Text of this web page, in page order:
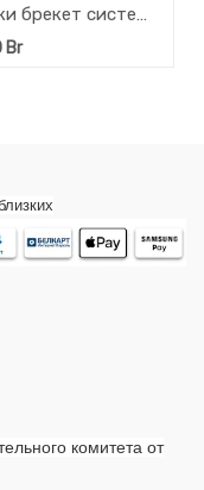
брекет систем
Br
комитета от